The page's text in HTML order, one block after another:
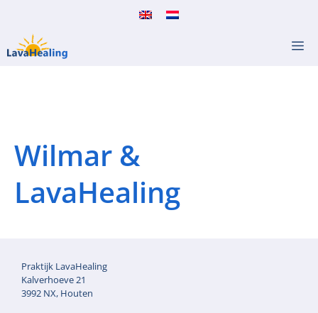
de
Wilmar &
LavaHealing
Praktijk LavaHealing
Kalverhoeve 21
3992 NX, Houten